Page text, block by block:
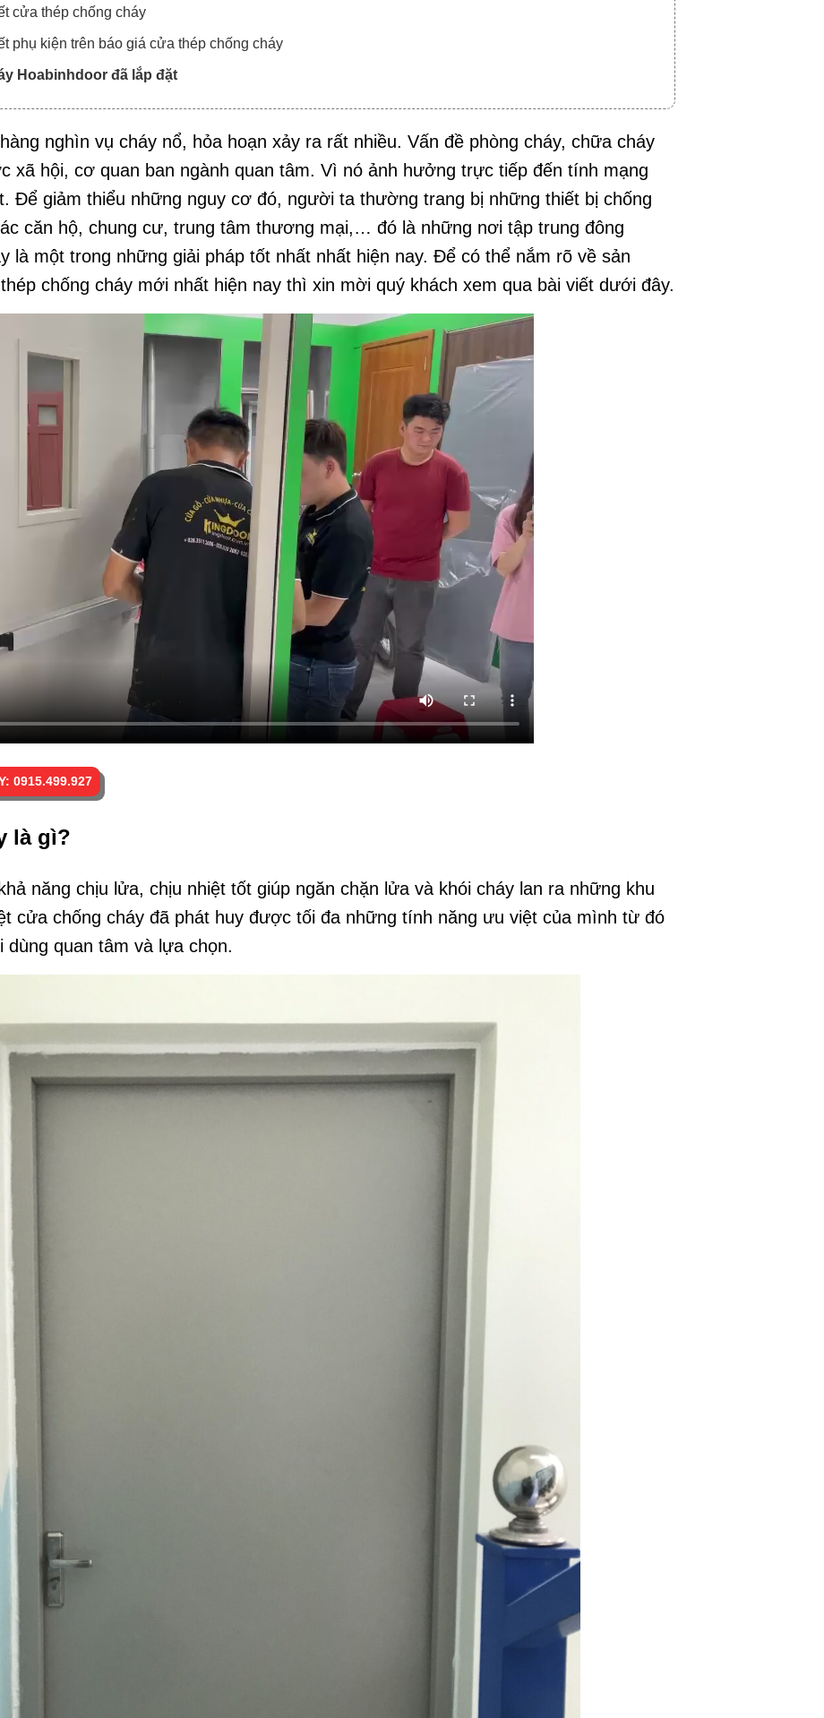
cửa thép chống cháy
phụ kiện trên báo giá cửa thép chống cháy
Hoabinhdoor đã lắp đặt
đúng chất lượng mới tại Tp HCM
TƯ VẤN
nghìn vụ cháy nổ, hỏa hoạn xảy ra rất nhiều. Vấn đề phòng cháy, chữa cháy
xã hội, cơ quan ban ngành quan tâm. Vì nó ảnh hưởng trực tiếp đến tính mạng
Để giảm thiểu những nguy cơ đó, người ta thường trang bị những thiết bị chống
căn hộ, chung cư, trung tâm thương mại,… đó là những nơi tập trung đông
là một trong những giải pháp tốt nhất nhất hiện nay.Để có thể nắm rõ về sản
chống cháy mới nhất hiện nay thì xin mời quý khách xem qua bài viết dưới đây.
0915.499.927
là gì?
năng chịu lửa, chịu nhiệt tốt giúp ngăn chặn lửa và khói cháy lan ra những khu
cửa chống cháy đã phát huy được tối đa những tính năng ưu việt của mình từ đó
quan tâm và lựa chọn.